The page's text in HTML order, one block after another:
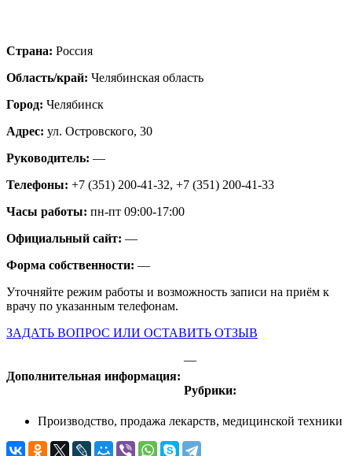
Страна: Россия
Область/край: Челябинская область
Город: Челябинск
Адрес: ул. Островского, 30
Руководитель: —
Телефоны: +7 (351) 200-41-32, +7 (351) 200-41-33
Часы работы: пн-пт 09:00-17:00
Официальный сайт: —
Форма собственности: —
Уточняйте режим работы и возможность записи на приём к
врачу по указанным телефонам.
ЗАДАТЬ ВОПРОС ИЛИ ОСТАВИТЬ ОТЗЫВ
Дополнительная информация:
—
Рубрики:
Производство, продажа лекарств, медицинской техники